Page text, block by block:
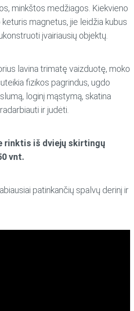
minkštos medžiagos. Kiekvieno
magnetus, jie leidžia kubus
įvairiausių objektų.
lavina trimatę vaizduotę, moko
fizikos pagrindus, ugdo
loginį mąstymą, skatina
ir judėti.
rinktis iš dviejų skirtingų
vnt.
patinkančių spalvų derinį ir